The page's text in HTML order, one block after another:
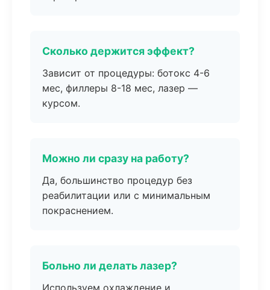
Сколько держится эффект?
Зависит от процедуры: ботокс 4-6
мес, филлеры 8-18 мес, лазер —
курсом.
Можно ли сразу на работу?
Да, большинство процедур без
реабилитации или с минимальным
покраснением.
Больно ли делать лазер?
Используем охлаждение и